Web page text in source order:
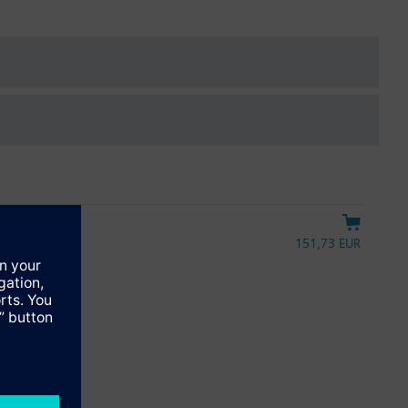
hydrauliczne równoważenie instalacji. Zawory Mini-
RTN.. 151,73 EUR